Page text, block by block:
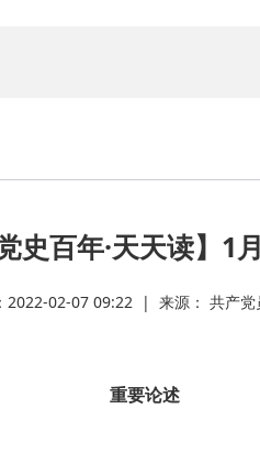
党史百年·天天读】1
2022-02-07 09:22 | 来源： 共产
重要论述